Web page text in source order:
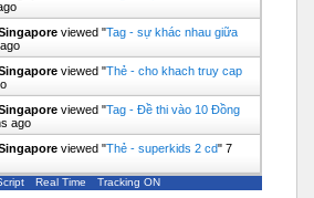
viewed "Tag - sự khác nhau giữa
viewed "Thẻ - cho khach truy cap
viewed "Tag - Đề thi vào 10 Đồng
ago
viewed "Thẻ - superkids 2 cd" 7
Real Time Tracking ON